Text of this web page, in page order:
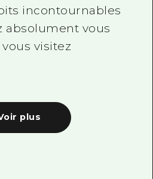
incontournables
absolument vous
visitez
plus